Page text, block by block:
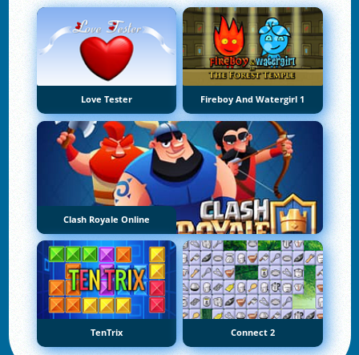
Love Tester Fireboy And Watergirl 1
Clash Royale Online
TenTrix Connect 2